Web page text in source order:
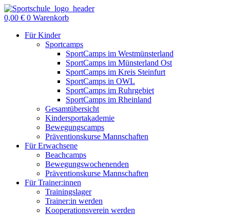
Zum
Inhalt
0,00 € 0 Warenkorb
Für Kinder
Sportcamps
SportCamps im Westmünsterland
SportCamps im Münsterland Ost
SportCamps im Kreis Steinfurt
SportCamps in OWL
SportCamps im Ruhrgebiet
SportCamps im Rheinland
Gesamtübersicht
Kindersportakademie
Bewegungscamps
Präventionskurse Mannschaften
Für Erwachsene
Beachcamps
Bewegungswochenenden
Präventionskurse Mannschaften
Für Trainer:innen
Trainingslager
Trainer:in werden
Kooperationsverein werden